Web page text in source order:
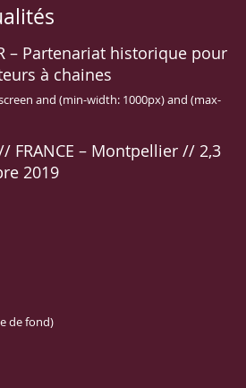
– Partenariat historique pour
à chaines
and (min-width: 1000px) and (max-
FRANCE – Montpellier // 2,3
2019
de fond)